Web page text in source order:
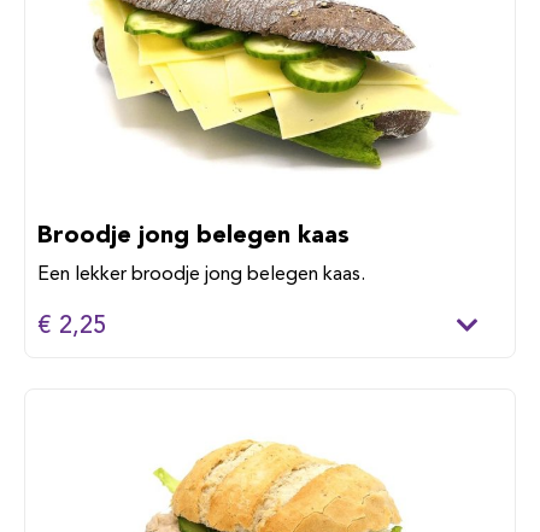
Broodje jong belegen kaas
Een lekker broodje jong belegen kaas.
€ 2,25